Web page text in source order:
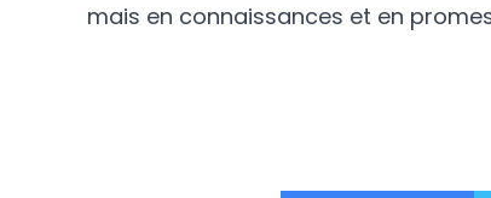
mais en connaissances et en